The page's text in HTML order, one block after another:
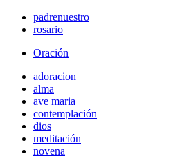
padrenuestro
rosario
Oración
adoracion
alma
ave maria
contemplación
dios
meditación
novena